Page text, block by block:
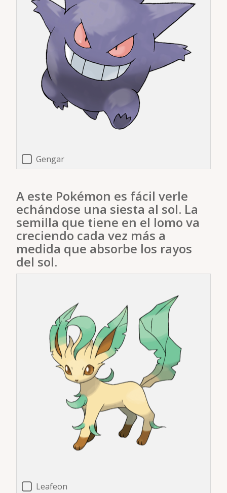
Gengar
A este Pokémon es fácil verle
echándose una siesta al sol. La
semilla que tiene en el lomo va
creciendo cada vez más a
medida que absorbe los rayos
del sol.
Leafeon